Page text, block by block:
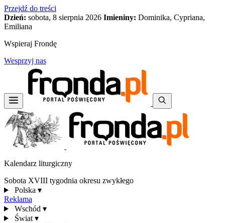
Przejdź do treści
Dzień: sobota, 8 sierpnia 2026 Imieniny: Dominika, Cypriana,
Emiliana
Wspieraj Frondę
Wesprzyj nas
Kalendarz liturgiczny
Sobota XVIII tygodnia okresu zwykłego
Polska ▾
Reklama
Wschód ▾
Świat ▾